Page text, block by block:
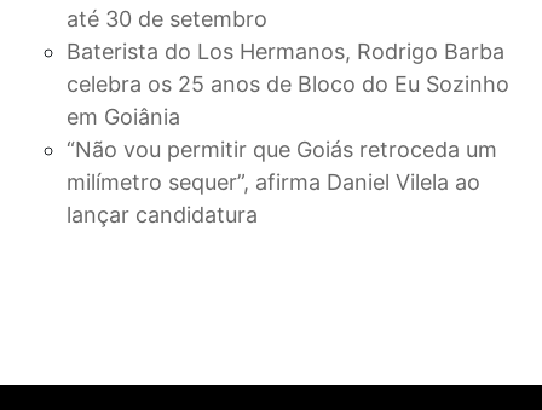
até 30 de setembro
Baterista do Los Hermanos, Rodrigo Barba
celebra os 25 anos de Bloco do Eu Sozinho
em Goiânia
“Não vou permitir que Goiás retroceda um
milímetro sequer”, afirma Daniel Vilela ao
lançar candidatura